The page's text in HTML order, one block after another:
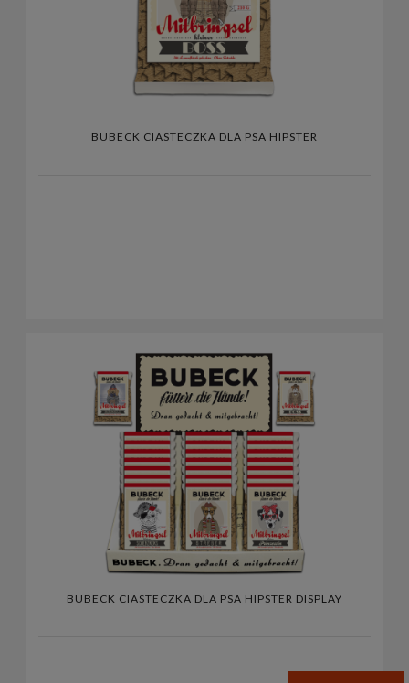
BUBECK CIASTECZKA DLA PSA HIPSTER
BUBECK CIASTECZKA DLA PSA HIPSTER DISPLAY